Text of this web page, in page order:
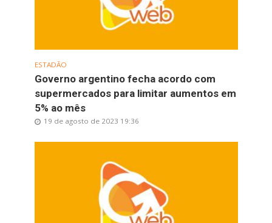
ESTADÃO
Governo argentino fecha acordo com
supermercados para limitar aumentos em
5% ao mês
19 de agosto de 2023 19:36